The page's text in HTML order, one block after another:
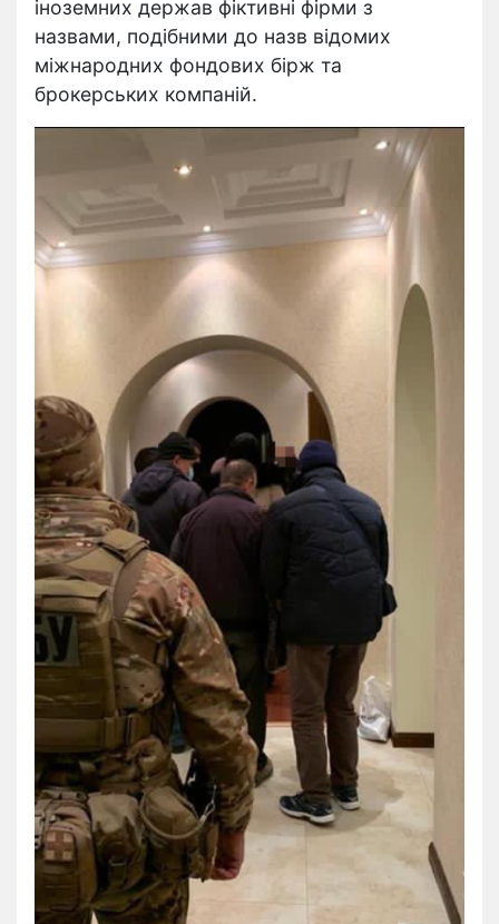
іноземних держав фіктивні фірми з
назвами, подібними до назв відомих
міжнародних фондових бірж та
брокерських компаній.